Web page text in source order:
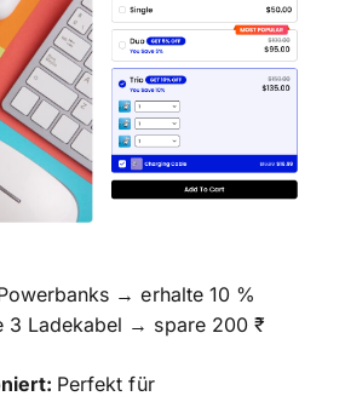
→ erhalte 10 %
3 Ladekabel → spare 200 ₹
Perfekt für